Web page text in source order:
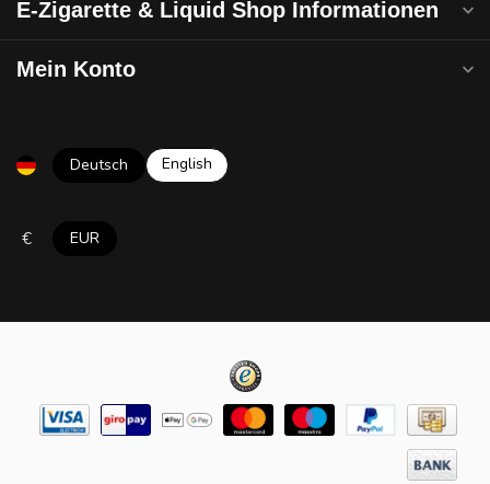
E-Zigarette & Liquid Shop Informationen
Mein Konto
Deutsch English
€ EUR